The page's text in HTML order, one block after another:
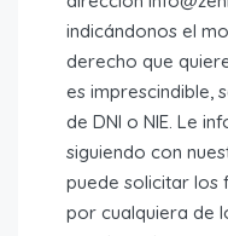
indicándonos el
derecho que
es imprescindible,
de DNI o NIE. Le
siguiendo con
puede solicitar los
por cualquiera de